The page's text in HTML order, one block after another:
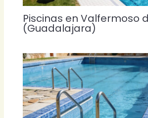
Piscinas en Valfermoso
(Guadalajara)